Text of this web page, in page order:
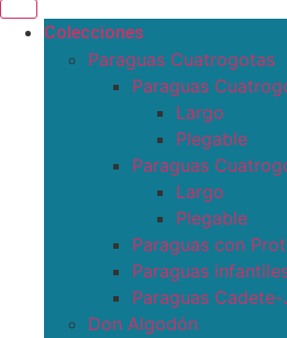
Colecciones
Paraguas Cuatrogotas
Paraguas
Largo
Plegable
Paraguas
Largo
Plegable
Paraguas con
Paraguas
Paraguas
Don Algodón